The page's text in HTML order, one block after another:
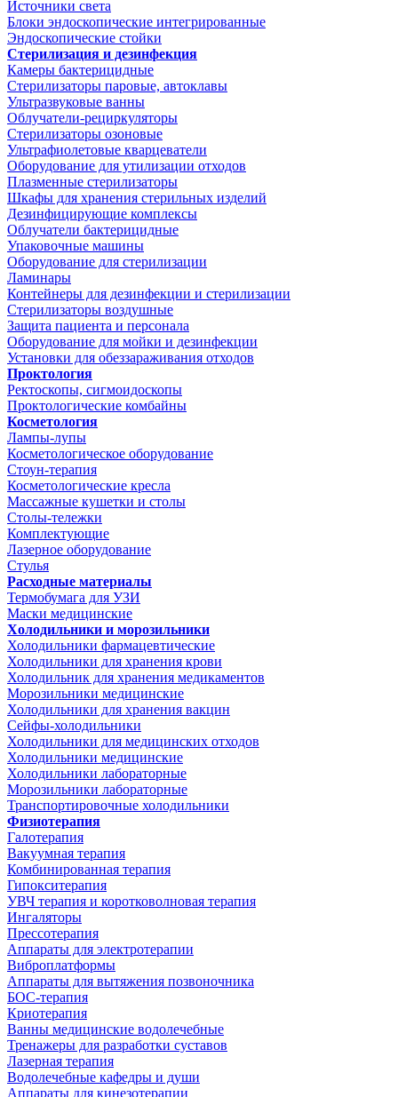
Источники света
Блоки эндоскопические интегрированные
Эндоскопические стойки
Стерилизация и дезинфекция
Камеры бактерицидные
Стерилизаторы паровые, автоклавы
Ультразвуковые ванны
Облучатели-рециркуляторы
Стерилизаторы озоновые
Ультрафиолетовые кварцеватели
Оборудование для утилизации отходов
Плазменные стерилизаторы
Шкафы для хранения стерильных изделий
Дезинфицирующие комплексы
Облучатели бактерицидные
Упаковочные машины
Оборудование для стерилизации
Ламинары
Контейнеры для дезинфекции и стерилизации
Стерилизаторы воздушные
Защита пациента и персонала
Оборудование для мойки и дезинфекции
Установки для обеззараживания отходов
Проктология
Ректоскопы, сигмоидоскопы
Проктологические комбайны
Косметология
Лампы-лупы
Косметологическое оборудование
Стоун-терапия
Косметологические кресла
Массажные кушетки и столы
Столы-тележки
Комплектующие
Лазерное оборудование
Стулья
Расходные материалы
Термобумага для УЗИ
Маски медицинские
Холодильники и морозильники
Холодильники фармацевтические
Холодильники для хранения крови
Холодильник для хранения медикаментов
Морозильники медицинские
Холодильники для хранения вакцин
Сейфы-холодильники
Холодильники для медицинских отходов
Холодильники медицинские
Холодильники лабораторные
Морозильники лабораторные
Транспортировочные холодильники
Физиотерапия
Галотерапия
Вакуумная терапия
Комбинированная терапия
Гипокситерапия
УВЧ терапия и коротковолновая терапия
Ингаляторы
Прессотерапия
Аппараты для электротерапии
Виброплатформы
Аппараты для вытяжения позвоночника
БОС-терапия
Криотерапия
Ванны медицинские водолечебные
Тренажеры для разработки суставов
Лазерная терапия
Водолечебные кафедры и души
Аппараты для кинезотерапии